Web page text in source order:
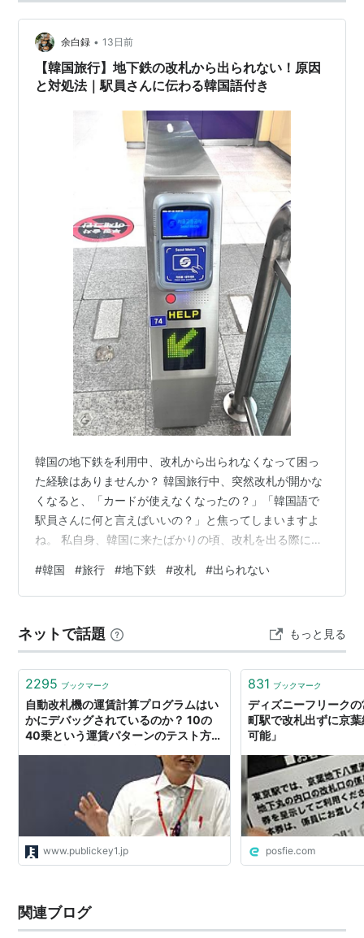
余白録 • 13日前
【韓国旅行】地下鉄の改札から出られない！原因
と対処法｜駅員さんに伝わる韓国語付き
韓国の地下鉄を利用中、改札から出られなくなって困っ
た経験はありませんか？ 韓国旅行中、突然改札が開かな
くなると、「カードが使えなくなったの？」「韓国語で
駅員さんに何と言えばいいの？」と焦ってしまいますよ
ね。 私自身、韓国に来たばかりの頃、改札を出る際にう
した。お恥ずかしい… 韓国語も分からず焦って、その場
で韓国語を検索してから駅員さんに状況を伝えたことを
ために、原因別の対処法と、使える韓国語をまとめまし
た。 📌 この記事で分かること 韓国の地下鉄で改札から
出られない主な原因 エラーになったと…
#韓国 #旅行 #地下鉄 #改札 #出られない
ネットで話題 もっと見る
2295 ブックマーク
自動改札機の運賃計算プログラムはい
かにデバッグされているのか？ 10の
40乗という運賃パターンのテスト方法
www.publickey1.jp
831 ブックマーク
ディズニーフリーク
町駅で改札出ずに京
可能」
posfie.com
関連ブログ